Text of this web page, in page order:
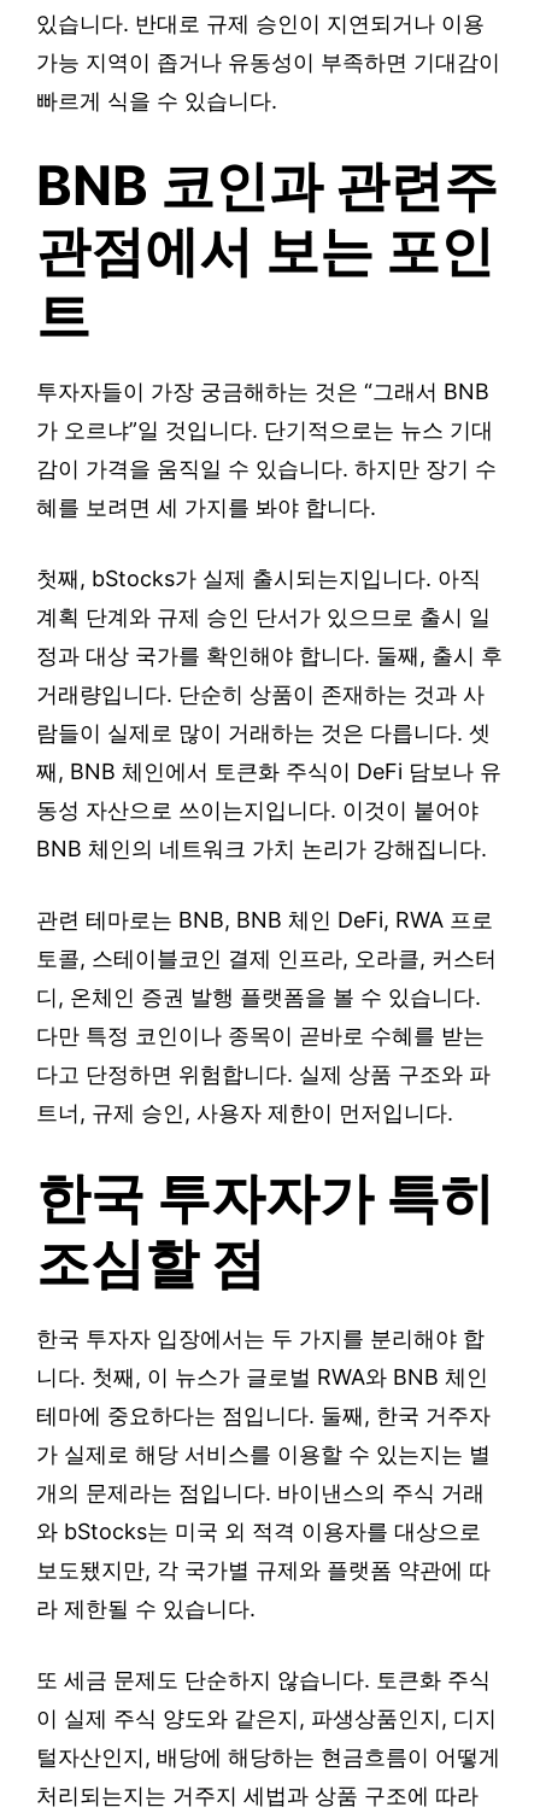
있습니다. 반대로 규제 승인이 지연되거나 이용
가능 지역이 좁거나 유동성이 부족하면 기대감이
빠르게 식을 수 있습니다.
BNB 코인과 관련주
관점에서 보는 포인
트
투자자들이 가장 궁금해하는 것은 “그래서 BNB
가 오르냐”일 것입니다. 단기적으로는 뉴스 기대
감이 가격을 움직일 수 있습니다. 하지만 장기 수
혜를 보려면 세 가지를 봐야 합니다.
첫째, bStocks가 실제 출시되는지입니다. 아직
계획 단계와 규제 승인 단서가 있으므로 출시 일
정과 대상 국가를 확인해야 합니다. 둘째, 출시 후
거래량입니다. 단순히 상품이 존재하는 것과 사
람들이 실제로 많이 거래하는 것은 다릅니다. 셋
째, BNB 체인에서 토큰화 주식이 DeFi 담보나 유
동성 자산으로 쓰이는지입니다. 이것이 붙어야
BNB 체인의 네트워크 가치 논리가 강해집니다.
관련 테마로는 BNB, BNB 체인 DeFi, RWA 프로
토콜, 스테이블코인 결제 인프라, 오라클, 커스터
디, 온체인 증권 발행 플랫폼을 볼 수 있습니다.
다만 특정 코인이나 종목이 곧바로 수혜를 받는
다고 단정하면 위험합니다. 실제 상품 구조와 파
트너, 규제 승인, 사용자 제한이 먼저입니다.
한국 투자자가 특히
조심할 점
한국 투자자 입장에서는 두 가지를 분리해야 합
니다. 첫째, 이 뉴스가 글로벌 RWA와 BNB 체인
테마에 중요하다는 점입니다. 둘째, 한국 거주자
가 실제로 해당 서비스를 이용할 수 있는지는 별
개의 문제라는 점입니다. 바이낸스의 주식 거래
와 bStocks는 미국 외 적격 이용자를 대상으로
보도됐지만, 각 국가별 규제와 플랫폼 약관에 따
라 제한될 수 있습니다.
또 세금 문제도 단순하지 않습니다. 토큰화 주식
이 실제 주식 양도와 같은지, 파생상품인지, 디지
털자산인지, 배당에 해당하는 현금흐름이 어떻게
처리되는지는 거주지 세법과 상품 구조에 따라